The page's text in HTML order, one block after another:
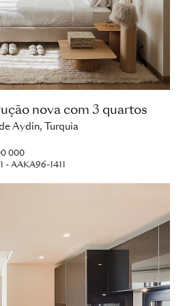
nova com 3 quartos
Aydin, Turquia
000
- AAKA96-1411